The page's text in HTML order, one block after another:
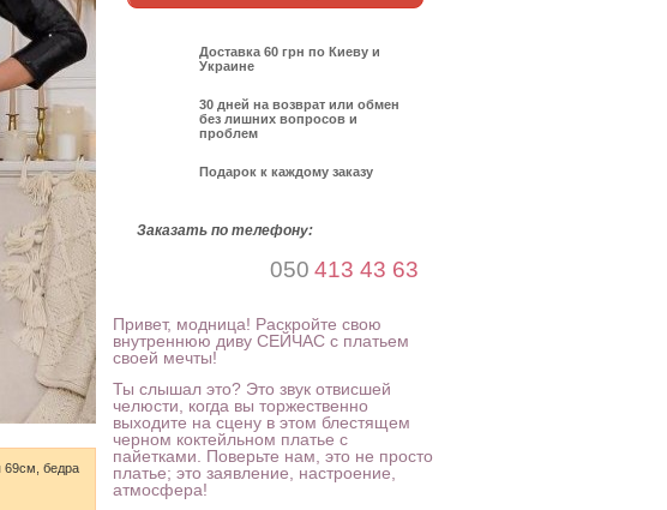
Доставка 60 грн по Киеву и
Украине
30 дней на возврат или обмен
без лишних вопросов и
проблем
Подарок к каждому заказу
Заказать по телефону:
050 413 43 63
Привет, модница! Раскройте свою
внутреннюю диву СЕЙЧАС с платьем
своей мечты!
Ты слышал это? Это звук отвисшей
челюсти, когда вы торжественно
выходите на сцену в этом блестящем
черном коктейльном платье с
пайетками. Поверьте нам, это не просто
платье; это заявление, настроение,
атмосфера!
69см, бедра